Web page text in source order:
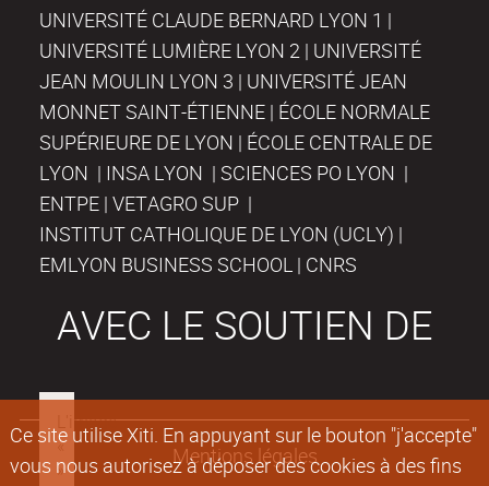
Ce site utilise Xiti. En appuyant sur le bouton "j'accepte"
vous nous autorisez à déposer des cookies à des fins
UNIVERSITÉ CLAUDE BERNARD LYON 1 |
UNIVERSITÉ LUMIÈRE LYON 2 | UNIVERSITÉ
JEAN MOULIN LYON 3 | UNIVERSITÉ JEAN
MONNET SAINT-ÉTIENNE | ÉCOLE NORMALE
SUPÉRIEURE DE LYON | ÉCOLE CENTRALE DE
LYON | INSA LYON | SCIENCES PO LYON |
ENTPE | VETAGRO SUP |
INSTITUT CATHOLIQUE DE LYON (UCLY) |
EMLYON BUSINESS SCHOOL | CNRS
AVEC LE SOUTIEN DE
Mentions légales